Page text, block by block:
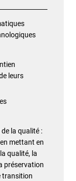
leurs
la qualité :
mettant en
qualité, la
préservation
transition